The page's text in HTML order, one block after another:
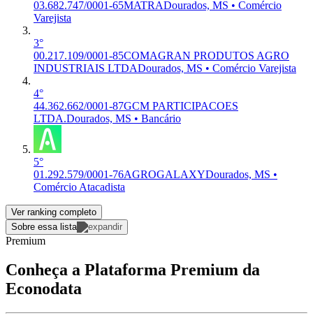
03.682.747/0001-65MATRADourados, MS • Comércio
Varejista
3°
00.217.109/0001-85COMAGRAN PRODUTOS AGRO
INDUSTRIAIS LTDADourados, MS • Comércio Varejista
4°
44.362.662/0001-87GCM PARTICIPACOES
LTDA.Dourados, MS • Bancário
5°
01.292.579/0001-76AGROGALAXYDourados, MS •
Comércio Atacadista
Ver ranking completo
Sobre essa lista
Premium
Conheça a Plataforma Premium da
Econodata